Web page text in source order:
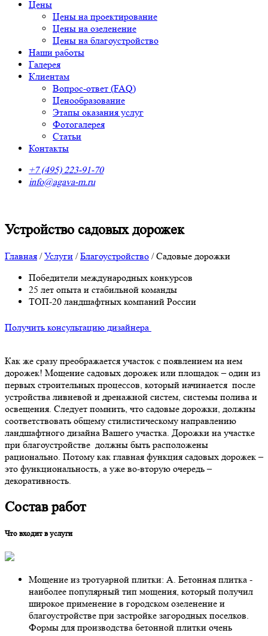
Цены
Цены на проектирование
Цены на озеленение
Цены на благоустройство
Наши работы
Галерея
Клиентам
Вопрос-ответ (FAQ)
Ценообразование
Этапы оказания услуг
Фотогалерея
Статьи
Контакты
+7 (495) 223-91-70
info@agava-m.ru
Устройство садовых дорожек
Главная /Услуги /Благоустройство /Садовые дорожки
Победители международных конкурсов
25 лет опыта и стабильной команды
ТОП-20 ландшафтных компаний России
Получить консультацию дизайнера
Как же сразу преображается участок с появлением на нем
дорожек! Мощение садовых дорожек или площадок – один из
первых строительных процессов, который начинается после
устройства ливневой и дренажной систем, системы полива и
освещения. Следует помнить, что садовые дорожки, должны
соответствовать общему стилистическому направлению
ландшафтного дизайна Вашего участка. Дорожки на участке
при благоустройстве должны быть расположены
рационально. Потому как главная функция садовых дорожек –
это функциональность, а уже во-вторую очередь –
декоративность.
Состав работ
Что входит в услуги
Мощение из тротуарной плитки: А. Бетонная плитка -
наиболее популярный тип мощения, который получил
широкое применение в городском озеленение и
благоустройстве при застройке загородных поселков.
Формы для производства бетонной плитки очень